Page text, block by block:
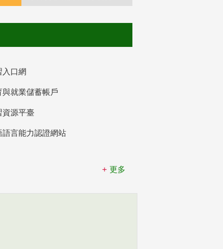
入口網
與就業儲蓄帳戶
資源平臺
語言能力認證網站
更多